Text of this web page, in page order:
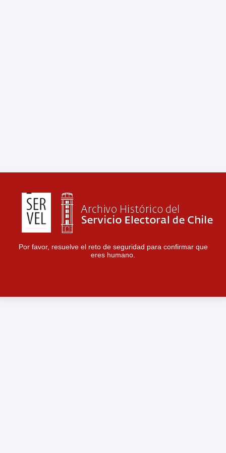
Por favor, resuelve el reto de seguridad para confirmar que
eres humano.